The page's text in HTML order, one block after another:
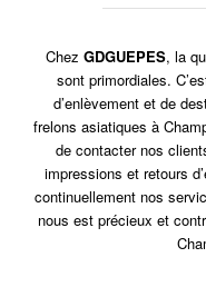
Chez GDGUEPES, la
sont primordiales.
d’enlèvement et de
frelons asiatiques à
de contacter nos
impressions et retours
continuellement nos
nous est précieux et